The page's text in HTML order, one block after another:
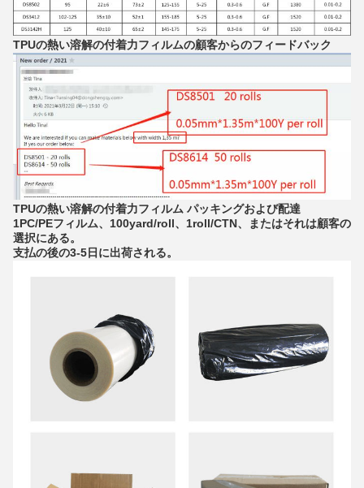
TPUの熱い溶解の付着力フィルムの顧客からのフィードバック
TPUの熱い溶解の付着力フィルム パッキングおよび配達
1PC/PEフィルム、100yard/roll、1roll/CTN、またはそれは顧客の
選択にある。
支払の後の3-5日に出荷される。